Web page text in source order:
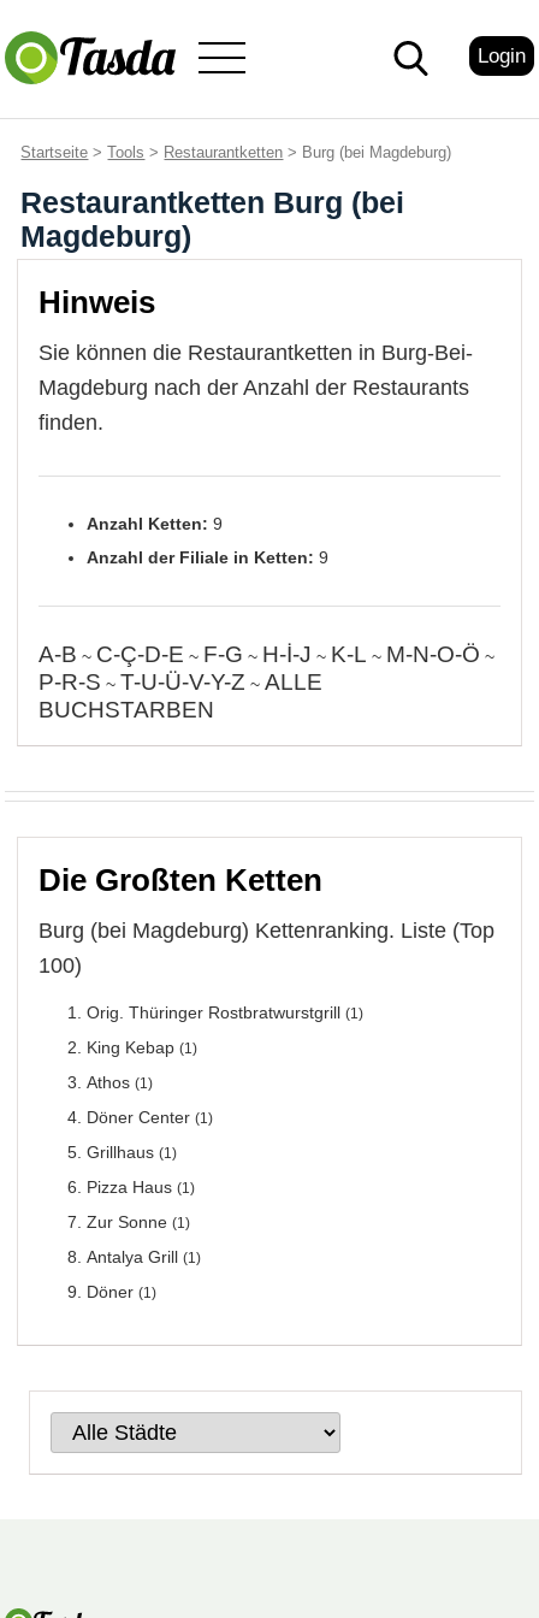
Login
Startseite >Tools > Restaurantketten > Burg (bei Magdeburg)
Restaurantketten Burg (bei
Magdeburg)
Hinweis
Sie können die Restaurantketten in Burg-Bei-
Magdeburg nach der Anzahl der Restaurants
finden.
Anzahl Ketten: 9
Anzahl der Filiale in Ketten: 9
A-B ~ C-Ç-D-E ~ F-G ~ H-İ-J ~ K-L ~ M-N-O-Ö ~
P-R-S ~ T-U-Ü-V-Y-Z ~ALLE
BUCHSTARBEN
Die Großten Ketten
Burg (bei Magdeburg) Kettenranking. Liste (Top
100)
Orig. Thüringer Rostbratwurstgrill (1)
King Kebap (1)
Athos (1)
Döner Center (1)
Grillhaus (1)
Pizza Haus (1)
Zur Sonne (1)
Antalya Grill (1)
Döner (1)